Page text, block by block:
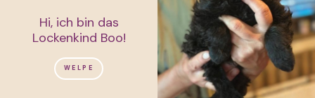
Hi, ich bin das
Lockenkind Boo!
WELPE